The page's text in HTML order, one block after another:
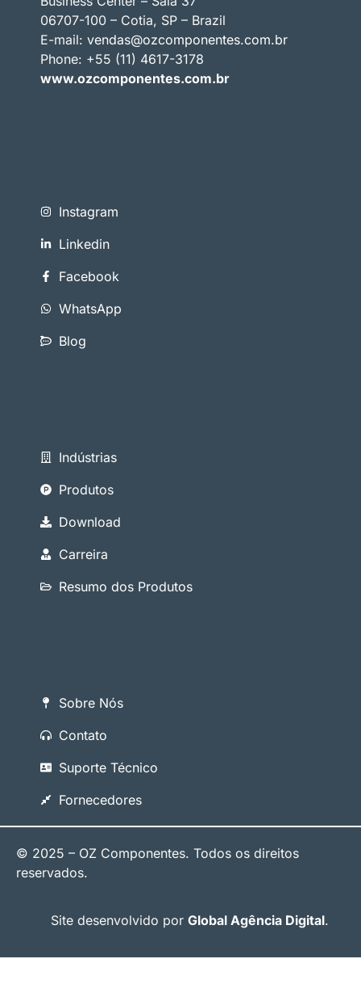
06707-100 – Cotia, SP – Brazil
E-mail: vendas@ozcomponentes.com.br
Phone: +55 (11) 4617-3178
www.ozcomponentes.com.br
Instagram
Linkedin
Facebook
WhatsApp
Blog
Indústrias
Produtos
Download
Carreira
Resumo dos Produtos
Sobre Nós
Contato
Suporte Técnico
Fornecedores
© 2025 – OZ Componentes. Todos os direitos
reservados.
Site desenvolvido por Global Agência Digital.